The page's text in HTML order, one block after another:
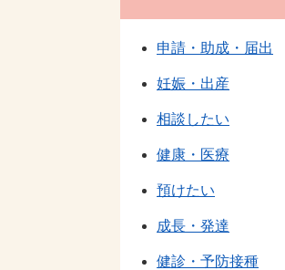
申請・助成・届出
妊娠・出産
相談したい
健康・医療
預けたい
成長・発達
健診・予防接種